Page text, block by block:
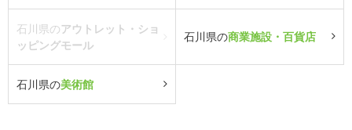
石川県のアウトレット・ショ
ッピングモール
石川県の商業施設・百貨店
石川県の美術館